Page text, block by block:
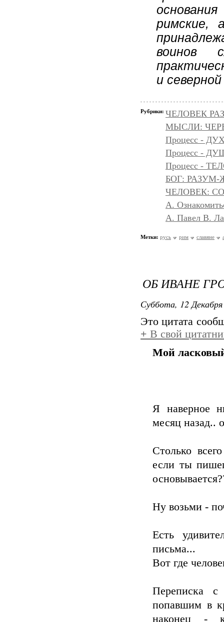
римские,
воинов
и
Рубрики: ЧЕЛОВЕК
МЫСЛИ:
Процесс -
Процесс -
Процесс -
БОГ:
ЧЕЛОВЕК:
А.
А. Павел В.
Метки: русь рим славяне
ОБ ИВАНЕ
Суббота, 12
Это цитата
+ В свой
Мой
Я наверное
месяц назад..
Cтолько
если ты
Ну возьми -
Есть
письма...
Вот где
Переписка
попавшим в
наконец -